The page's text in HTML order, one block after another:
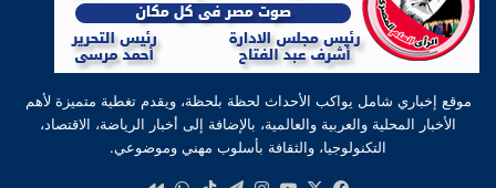
موقع إخباري شامل يواكب الأحداث لحظة بلحظة، ويقدم تغطية متميزة لأهم
الأخبار المحلية والعربية والعالمية، بالإضافة إلى أخبار الرياضة، الاقتصاد،
التكنولوجيا، والثقافة بأسلوب مهني وموضوعي.